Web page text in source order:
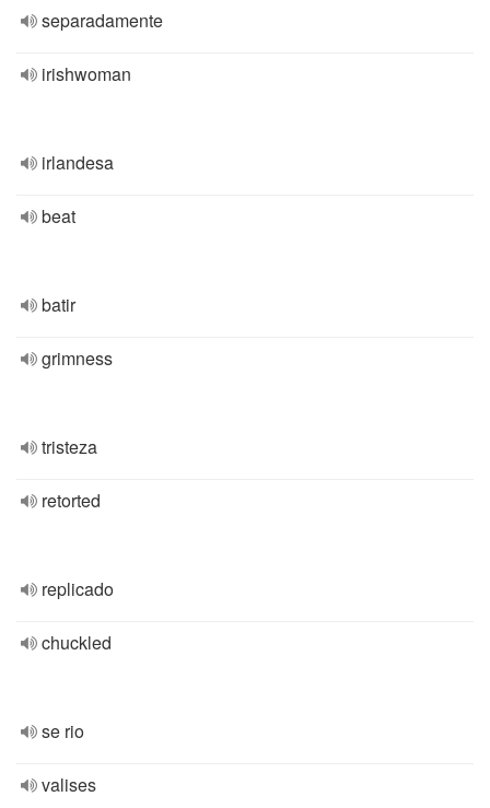
separadamente
irishwoman
irlandesa
beat
batir
grimness
tristeza
retorted
replicado
chuckled
se rio
valises